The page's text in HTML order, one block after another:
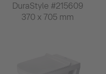
DuraStyle #215609
370 x 705 mm